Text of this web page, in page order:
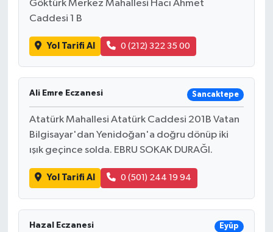
Göktürk Merkez Mahallesi Hacı Ahmet
Caddesi 1 B
Yol Tarifi Al 0 (212) 322 35 00
Ali Emre Eczanesi Sancaktepe
Atatürk Mahallesi Atatürk Caddesi 201B Vatan
Bilgisayar'dan Yenidoğan'a doğru dönüp iki
ışık geçince solda. EBRU SOKAK DURAĞI.
Yol Tarifi Al 0 (501) 244 19 94
Hazal Eczanesi Eyüp